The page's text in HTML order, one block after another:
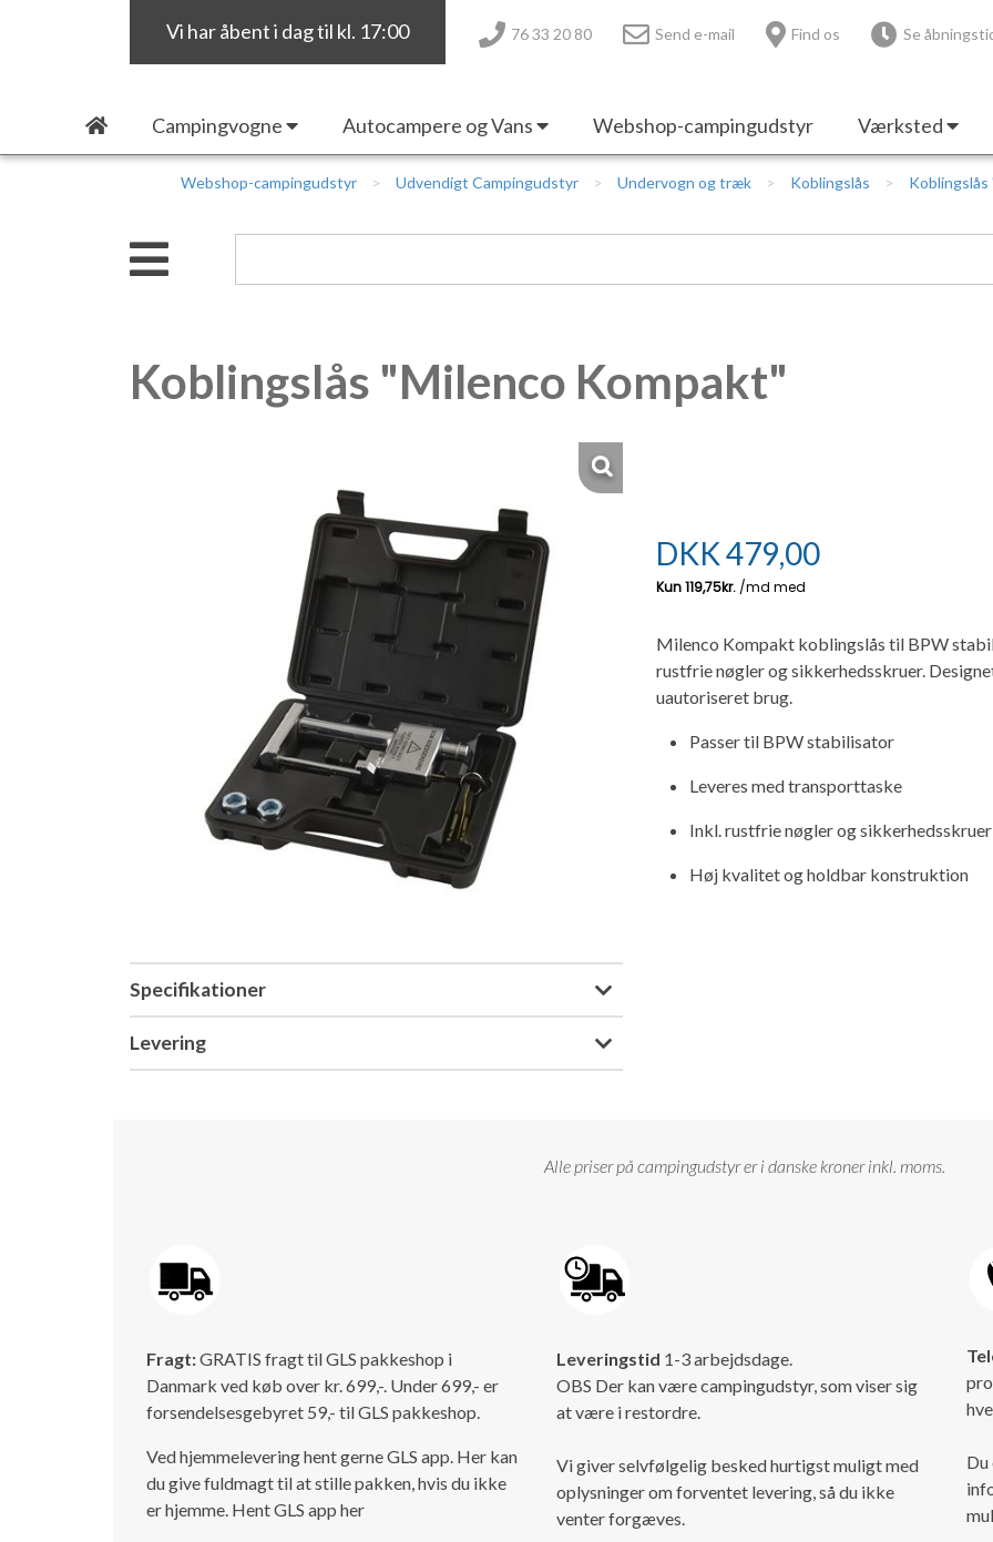
Vi har åbent i dag til kl. 17:00 76 33 20 80 Send e-mail Find os Se
Campingvogne Autocampere og Vans Webshop-campingudstyr Værksted
Webshop-campingudstyr Udvendigt Campingudstyr Undervogn og træk Koblingslås
Koblingslås "Milenco Kompakt"
Specifikationer
Levering
DKK479,00
Milenco Kompakt koblingslås til BPW
rustfrie nøgler og sikkerhedsskruer.
uautoriseret brug.
Passer til BPW stabilisator
Leveres med transporttaske
Inkl. rustfrie nøgler og sikkerhedsskruer
Høj kvalitet og holdbar konstruktion
Alle priser på campingudstyr er i danske kroner inkl. moms.
Fragt:GRATIS fragt til GLS pakkeshop i
Danmark ved køb over kr. 699,-. Under 699,- er
forsendelsesgebyret 59,- til GLS pakkeshop.
Ved hjemmelevering hent gerne GLS app. Her kan
du give fuldmagt til at stille pakken, hvis du ikke
er hjemme. Hent GLS app her
Leveringstid 1-3 arbejdsdage.
OBS Der kan være campingudstyr, som viser sig
at være i restordre.
Vi giver selvfølgelig besked hurtigst muligt med
oplysninger om forventet levering, så du ikke
venter forgæves.
Du